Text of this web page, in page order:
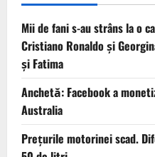
Mii de fani s-au strâns la o
Cristiano Ronaldo şi
şi Fatima
Anchetă: Facebook a
Australia
Prețurile motorinei scad.